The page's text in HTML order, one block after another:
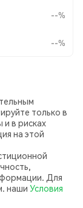
--%
--%
только в
в рисках
на этой
Для
наши Условия